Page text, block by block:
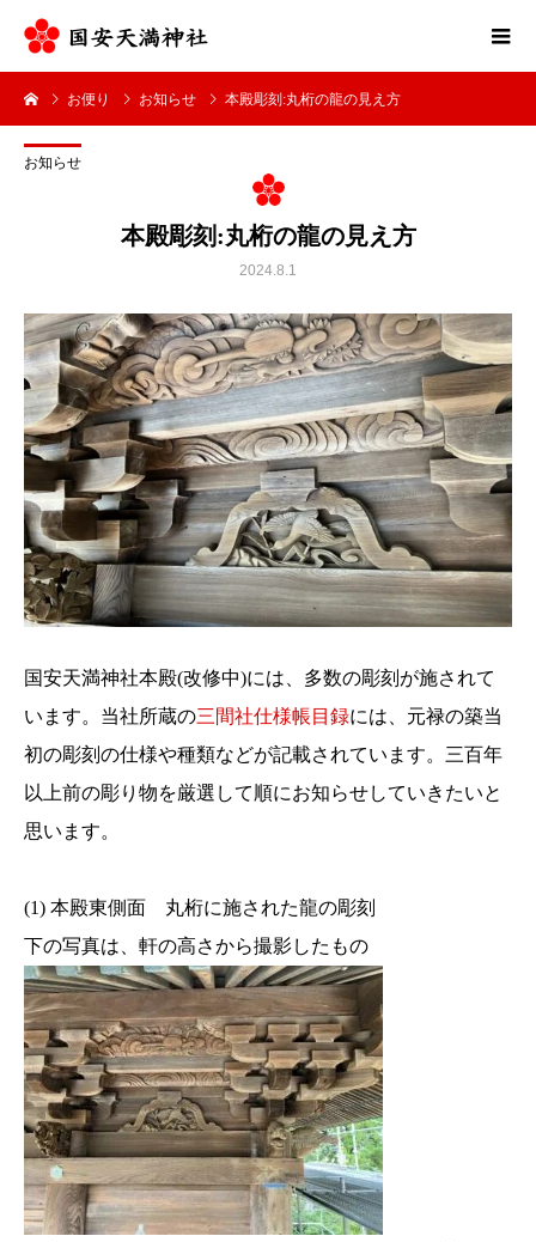
お便り お知らせ 本殿彫刻:丸桁の龍の見え方
お知らせ
本殿彫刻:丸桁の龍の見え方
2024.8.1
国安天満神社本殿(改修中)には、多数の彫刻が施されて
います。当社所蔵の三間社仕様帳目録には、元禄の築当
初の彫刻の仕様や種類などが記載されています。三百年
以上前の彫り物を厳選して順にお知らせしていきたいと
思います。
(1) 本殿東側面 丸桁に施された龍の彫刻
下の写真は、軒の高さから撮影したもの